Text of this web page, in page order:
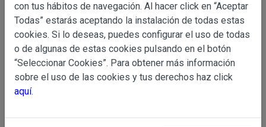
Información
Básica
sobre
de Datos
OBJETO
Las presentes Condiciones Generales regulan la
web www.perustocks.es, del que es titular ALBERT
YACARINE (en adelante, PERUSTOCKS).
La adquisición de cualesquiera de los productos
con tus hábitos de navegación. Al hacer click en “Aceptar
Todas” estarás aceptando la instalación de todas estas
cookies. Si lo deseas, puedes configurar el uso de todas
o de algunas de estas cookies pulsando en el botón
“Seleccionar Cookies”. Para obtener más información
sobre el uso de las cookies y tus derechos haz click
aquí.